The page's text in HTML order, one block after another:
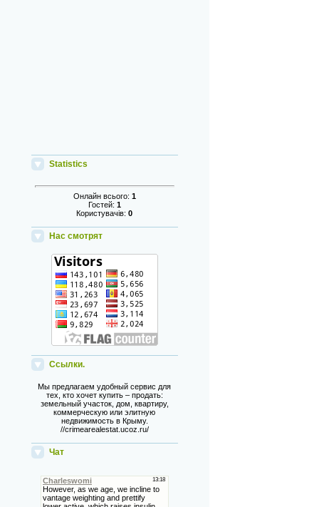
Statistics
Онлайн всього: 1
Гостей: 1
Користувачів:0
Нас смотрят
Ссылки.
Мы предлагаем удобный сервис для
тех, кто хочет купить – продать:
земельный участок, дом, квартиру,
коммерческую или элитную
недвижимость в Крыму.
//crimearealestat.ucoz.ru/
Чат